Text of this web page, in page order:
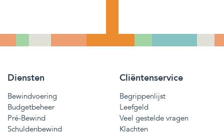
Diensten
Bewindvoering
Budgetbeheer
Pré-Bewind
Schuldenbewind
Cliëntenservice
Begrippenlijst
Leefgeld
Veel gestelde vragen
Klachten